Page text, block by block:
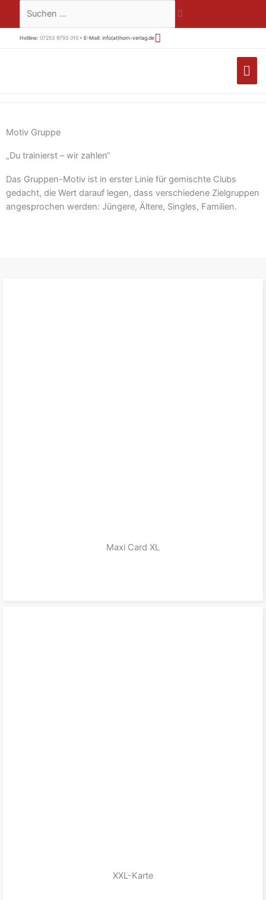
springen
Suchen …
Hotline: 07253 9793 010 • E-Mail: info(at)horn-verlag.de
Motiv Gruppe
„Du trainierst – wir zahlen“
Das Gruppen-Motiv ist in erster Linie für gemischte Clubs
gedacht, die Wert darauf legen, dass verschiedene Zielgruppen
angesprochen werden: Jüngere, Ältere, Singles, Familien.
Maxi Card XL
XXL-Karte